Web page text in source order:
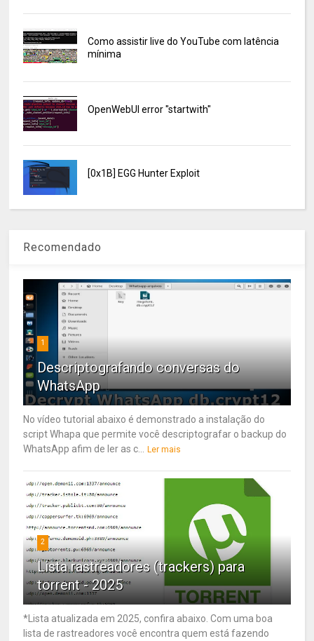
Como assistir live do YouTube com latência
mínima
OpenWebUI error "startwith"
[0x1B] EGG Hunter Exploit
Recomendado
1
Descriptografando conversas do
WhatsApp
No vídeo tutorial abaixo é demonstrado a instalação do
script Whapa que permite você descriptografar o backup do
WhatsApp afim de ler as c...
Ler mais
2
Lista rastreadores (trackers) para
torrent - 2025
*Lista atualizada em 2025, confira abaixo. Com uma boa
lista de rastreadores você encontra quem está fazendo